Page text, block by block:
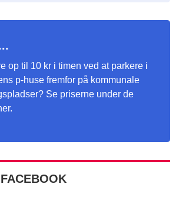
op til 10 kr i timen ved at parkere i
p-huse fremfor på kommunale
Se priserne under de